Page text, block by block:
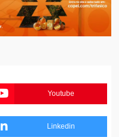
Youtube
Linkedin